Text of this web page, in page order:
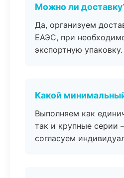
Можно ли
Да, организуем
ЕАЭС, при
экспортную упаковку.
Какой
Выполняем как
так и крупные серии
согласуем